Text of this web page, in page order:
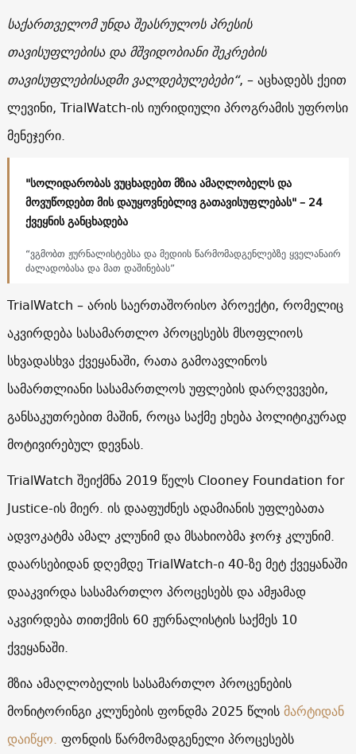
საქართველომ უნდა შეასრულოს პრესის
თავისუფლებისა და მშვიდობიანი შეკრების
თავისუფლებისადმი ვალდებულებები“, – აცხადებს ქეით
ლევინი, TrialWatch-ის იურიდიული პროგრამის უფროსი
მენეჯერი.
"სოლიდარობას ვუცხადებთ მზია ამაღლობელს და
მოვუწოდებთ მის დაუყოვნებლივ გათავისუფლებას" – 24
ქვეყნის განცხადება
“ვგმობთ ჟურნალისტებსა და მედიის წარმომადგენლებზე ყველანაირ
ძალადობასა და მათ დაშინებას”
TrialWatch – არის საერთაშორისო პროექტი, რომელიც
აკვირდება სასამართლო პროცესებს მსოფლიოს
სხვადასხვა ქვეყანაში, რათა გამოავლინოს
სამართლიანი სასამართლოს უფლების დარღვევები,
განსაკუთრებით მაშინ, როცა საქმე ეხება პოლიტიკურად
მოტივირებულ დევნას.
TrialWatch შეიქმნა 2019 წელს Clooney Foundation for
Justice-ის მიერ. ის დააფუძნეს ადამიანის უფლებათა
ადვოკატმა ამალ კლუნიმ და მსახიობმა ჯორჯ კლუნიმ.
დაარსებიდან დღემდე TrialWatch-ი 40-ზე მეტ ქვეყანაში
დააკვირდა სასამართლო პროცესებს და ამჟამად
აკვირდება თითქმის 60 ჟურნალისტის საქმეს 10
ქვეყანაში.
მზია ამაღლობელის სასამართლო პროცენების
მონიტორინგი კლუნების ფონდმა 2025 წლისმარტიდან
დაიწყო. ფონდის წარმომადგენელი პროცესებს